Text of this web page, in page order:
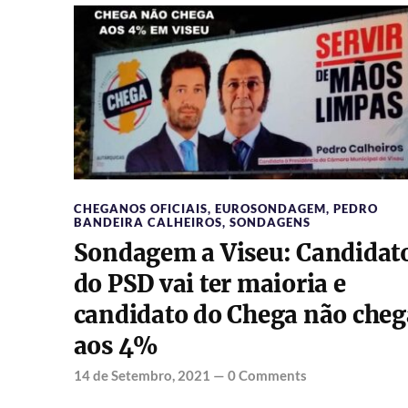
CHEGANOS OFICIAIS, EUROSONDAGEM, PEDRO
BANDEIRA CALHEIROS, SONDAGENS
Sondagem a Viseu:
do PSD vai ter maioria e
candidato do Chega não
aos 4%
14 de Setembro, 2021 — 0 Comments